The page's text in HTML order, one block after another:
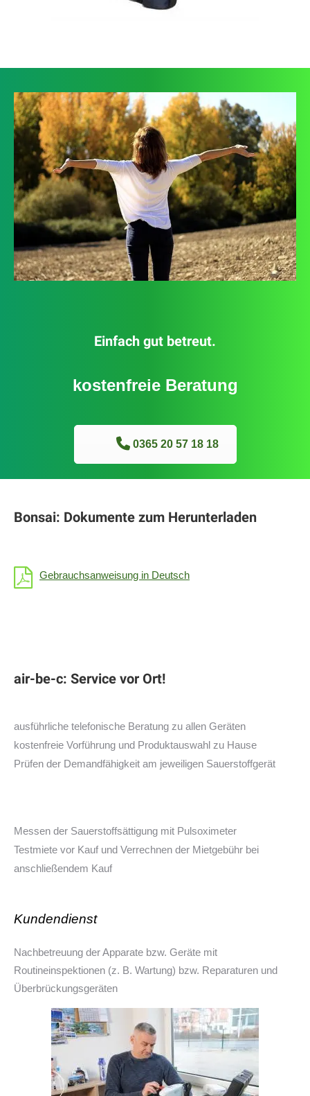
Einfach gut betreut.
kostenfreie Beratung
0365 20 57 18 18
Bonsai: Dokumente zum Herunterladen
Gebrauchsanweisung in Deutsch
air-be-c: Service vor Ort!
ausführliche telefonische Beratung zu allen Geräten
kostenfreie Vorführung und Produktauswahl zu Hause
Prüfen der Demandfähigkeit am jeweiligen Sauerstoffgerät
Messen der Sauerstoffsättigung mit Pulsoximeter
Testmiete vor Kauf und Verrechnen der Mietgebühr bei
anschließendem Kauf
Kundendienst
Nachbetreuung der Apparate bzw. Geräte mit
Routineinspektionen (z. B. Wartung) bzw. Reparaturen und
Überbrückungsgeräten